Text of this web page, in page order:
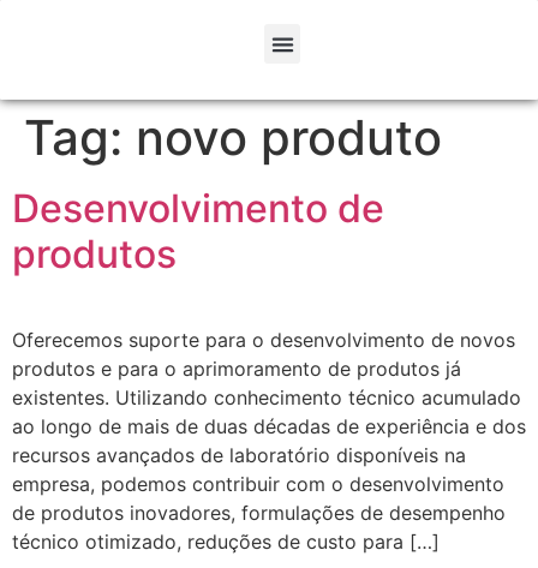
Tag: novo produto
Desenvolvimento de
produtos
Oferecemos suporte para o desenvolvimento de novos
produtos e para o aprimoramento de produtos já
existentes. Utilizando conhecimento técnico acumulado
ao longo de mais de duas décadas de experiência e dos
recursos avançados de laboratório disponíveis na
empresa, podemos contribuir com o desenvolvimento
de produtos inovadores, formulações de desempenho
técnico otimizado, reduções de custo para […]